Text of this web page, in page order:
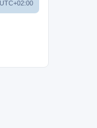
UTC+02:00